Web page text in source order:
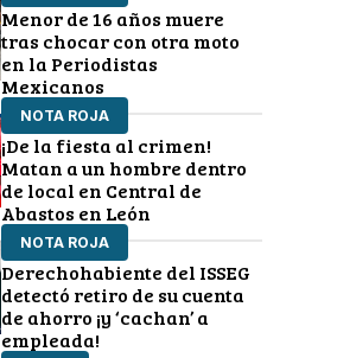
Menor de 16 años muere
tras chocar con otra moto
en la Periodistas
Mexicanos
NOTA ROJA
¡De la fiesta al crimen!
Matan a un hombre dentro
de local en Central de
Abastos en León
NOTA ROJA
Derechohabiente del ISSEG
detectó retiro de su cuenta
de ahorro ¡y ‘cachan’ a
empleada!